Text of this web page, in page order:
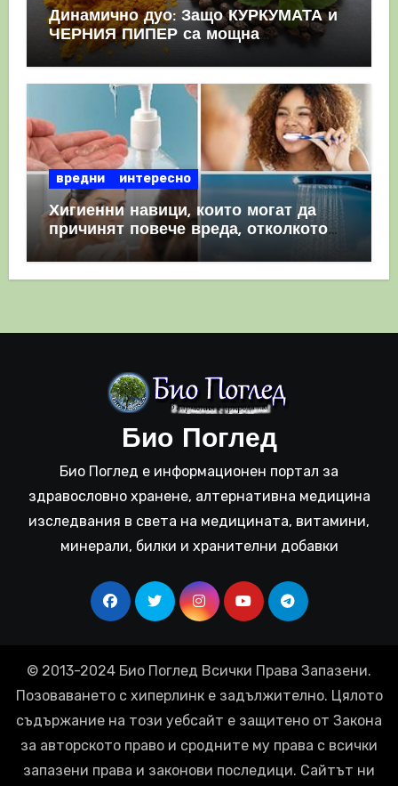
Динамично дуо: Защо КУРКУМАТА и
ЧЕРНИЯ ПИПЕР са мощна
комбинация
вредни интересно
Хигиенни навици, които могат да
причинят повече вреда, отколкото
полза
Био Поглед
Био Поглед е информационен портал за
здравословно хранене, алтернативна медицина
изследвания в света на медицината, витамини,
минерали, билки и хранителни добавки
© 2013-2024 Био Поглед Всички Права Запазени.
Позоваването с хиперлинк е задължително. Цялото
съдържание на този уебсайт е защитено от Закона
за авторското право и сродните му права с всички
запазени права и законови последици. Сайтът ни